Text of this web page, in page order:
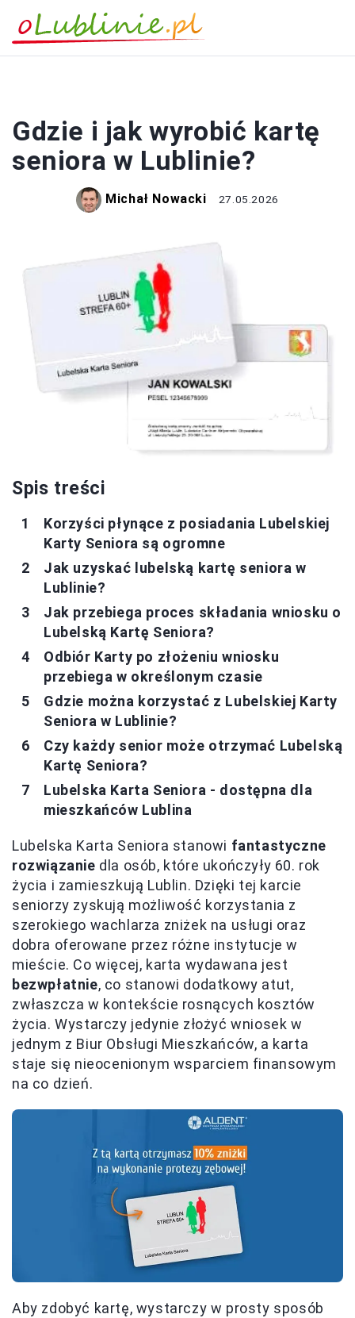
Gdzie i jak wyrobić kartę
seniora w Lublinie?
Michał Nowacki 27.05.2026
Spis treści
Korzyści płynące z posiadania Lubelskiej
Karty Seniora są ogromne
Jak uzyskać lubelską kartę seniora w
Lublinie?
Jak przebiega proces składania wniosku o
Lubelską Kartę Seniora?
Odbiór Karty po złożeniu wniosku
przebiega w określonym czasie
Gdzie można korzystać z Lubelskiej Karty
Seniora w Lublinie?
Czy każdy senior może otrzymać Lubelską
Kartę Seniora?
Lubelska Karta Seniora - dostępna dla
mieszkańców Lublina
Lubelska Karta Seniora stanowi fantastyczne
rozwiązanie dla osób, które ukończyły 60. rok
życia i zamieszkują Lublin. Dzięki tej karcie
seniorzy zyskują możliwość korzystania z
szerokiego wachlarza zniżek na usługi oraz
dobra oferowane przez różne instytucje w
mieście. Co więcej, karta wydawana jest
bezwpłatnie, co stanowi dodatkowy atut,
zwłaszcza w kontekście rosnących kosztów
życia. Wystarczy jedynie złożyć wniosek w
jednym z Biur Obsługi Mieszkańców, a karta
staje się nieocenionym wsparciem finansowym
na co dzień.
Aby zdobyć kartę, wystarczy w prosty sposób